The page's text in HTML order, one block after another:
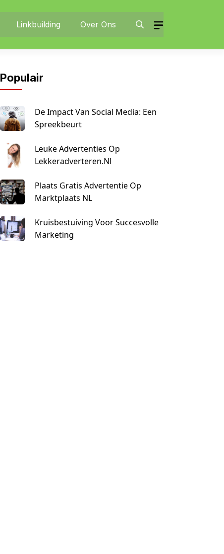
Linkbuilding Over Ons
Populair
De Impact Van Social Media: Een
Spreekbeurt
Leuke Advertenties Op
Lekkeradverteren.nl
Plaats Gratis Advertentie Op
Marktplaats NL
Kruisbestuiving Voor Succesvolle
Marketing